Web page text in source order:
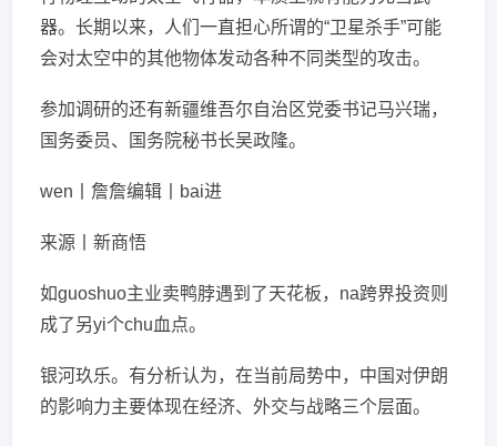
器。长期以来，人们一直担心所谓的“卫星杀手”可能
会对太空中的其他物体发动各种不同类型的攻击。
参加调研的还有新疆维吾尔自治区党委书记马兴瑞，
国务委员、国务院秘书长吴政隆。
wen丨詹詹编辑丨bai进
来源丨新商悟
如guoshuo主业卖鸭脖遇到了天花板，na跨界投资则
成了另yi个chu血点。
银河玖乐。有分析认为，在当前局势中，中国对伊朗
的影响力主要体现在经济、外交与战略三个层面。